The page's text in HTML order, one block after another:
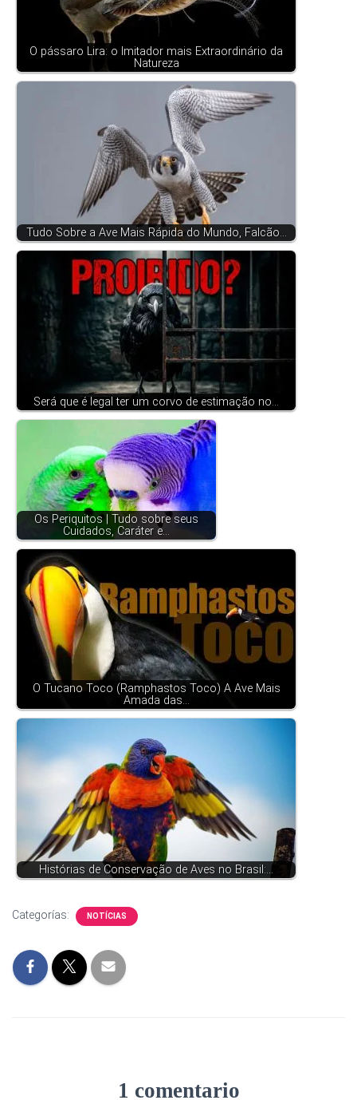
O pássaro Lira: o Imitador mais Extraordinário da
Natureza
Tudo Sobre a Ave Mais Rápida do Mundo, Falcão…
Será que é legal ter um corvo de estimação no…
Os Periquitos | Tudo sobre seus
Cuidados, Caráter e…
O Tucano Toco (Ramphastos Toco) A Ave Mais
Amada das…
Histórias de Conservação de Aves no Brasil:…
Categorías: NOTÍCIAS
1 comentario